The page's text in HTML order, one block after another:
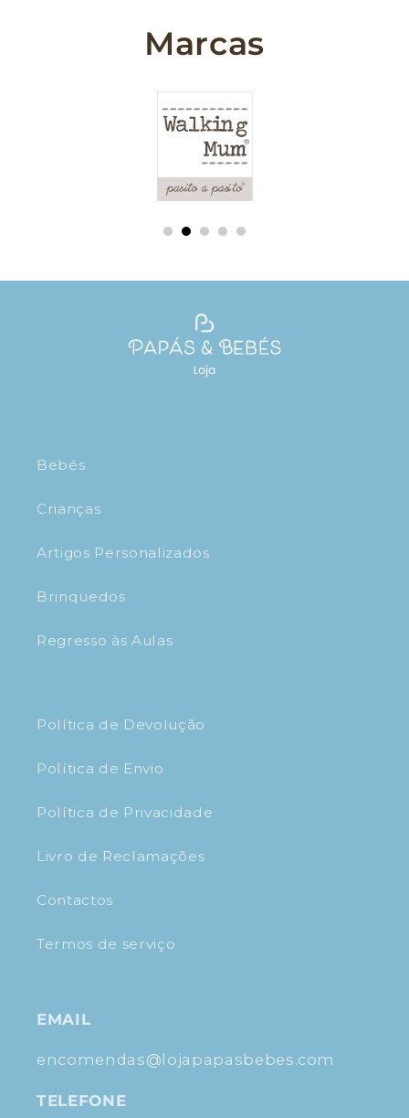
Marcas
Bebés
Crianças
Artigos Personalizados
Brinquedos
Regresso às Aulas
Política de Devolução
Política de Envio
Política de Privacidade
Livro de Reclamações
Contactos
Termos de serviço
EMAIL
encomendas@lojapapasbebes.com
TELEFONE